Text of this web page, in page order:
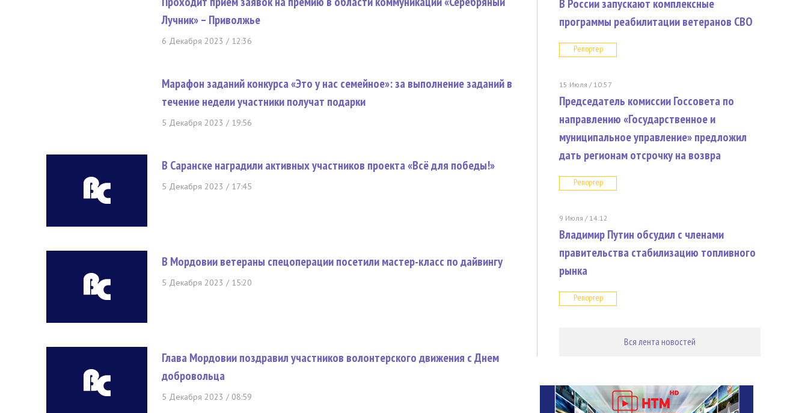
Лучник» – Приволжье
6 Декабря 2023 / 12:36
Марафон заданий конкурса «Это у нас семейное»: за выполнение заданий в
течение недели участники получат подарки
5 Декабря 2023 / 19:56
В Саранске наградили активных участников проекта «Всё для победы!»
5 Декабря 2023 / 17:45
В Мордовии ветераны спецоперации посетили мастер-класс по дайвингу
5 Декабря 2023 / 15:20
Глава Мордовии поздравил участников волонтерского движения с Днем
добровольца
5 Декабря 2023 / 08:59
В России запускают комплексные
программы реабилитации ветеранов СВО
Репортер
15 Июля / 10:57
Председатель комиссии Госсовета по
направлению «Государственное и
муниципальное управление» предложил
дать регионам отсрочку на возвра
Репортер
9 Июля / 14:12
Владимир Путин обсудил с членами
правительства стабилизацию топливного
рынка
Репортер
Вся лента новостей